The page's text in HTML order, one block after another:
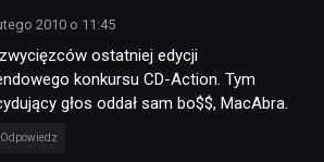
2010 o 11:45
ostatniej edycji
konkursu CD-Action. Tym
głos oddał sam bo$$, MacAbra.
Odpowiedz